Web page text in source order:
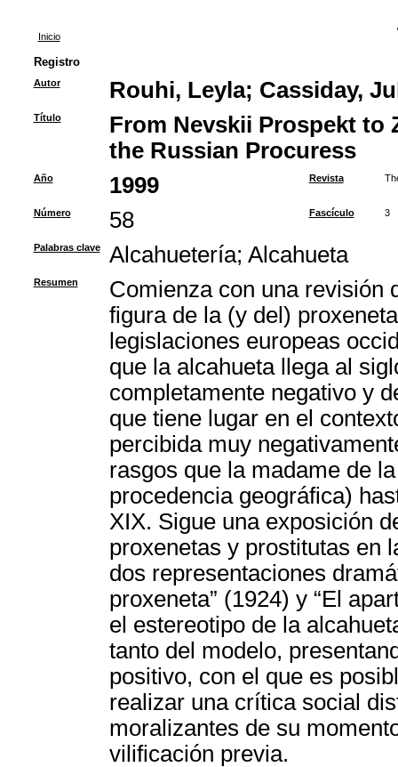
Inicio
Registro
Autor Rouhi, Leyla; Cassiday,
Título
From Nevskii Prospekt to
the Russian Procuress
Año 1999 Revista
Número 58 Fascículo 3
Palabras clave Alcahuetería; Alcahueta
Resumen
Comienza con una revisión
figura de la (y del)
legislaciones europeas
que la alcahueta llega al
completamente negativo y
que tiene lugar en el
percibida muy
rasgos que la madame de
procedencia geográfica)
XIX. Sigue una exposición
proxenetas y prostitutas en
dos representaciones
proxeneta” (1924) y “El
el estereotipo de la
tanto del modelo,
positivo, con el que es
realizar una crítica social
moralizantes de su
vilificación previa.